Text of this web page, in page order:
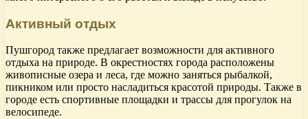
Активный отдых
Пушгород также предлагает возможности для активного
отдыха на природе. В окрестностях города расположены
живописные озера и леса, где можно заняться рыбалкой,
пикником или просто насладиться красотой природы. Также в
городе есть спортивные площадки и трассы для прогулок на
велосипеде.